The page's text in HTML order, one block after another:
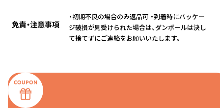
免責・注意事項
・初期不良の場合のみ返品可 ・到着時にパッケー
ジ破損が見受けられた場合は、ダンボールは決し
て捨てずにご連絡をお願いいたします。